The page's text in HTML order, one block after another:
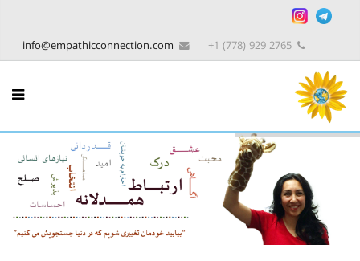
info@empathicconnection.com